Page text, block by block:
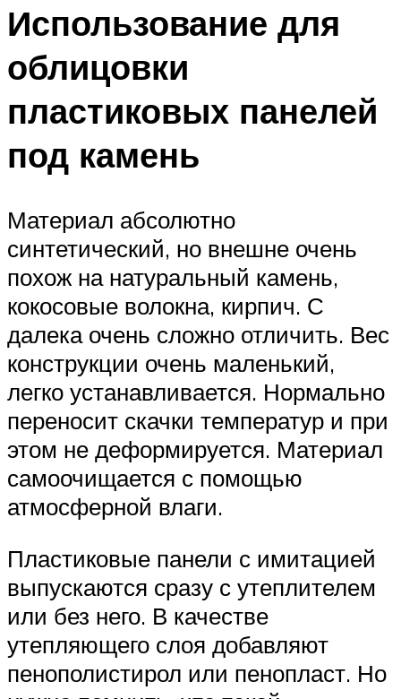
Использование для
облицовки
пластиковых панелей
под камень
Материал абсолютно
синтетический, но внешне очень
похож на натуральный камень,
кокосовые волокна, кирпич. С
далека очень сложно отличить. Вес
конструкции очень маленький,
легко устанавливается. Нормально
переносит скачки температур и при
этом не деформируется. Материал
самоочищается с помощью
атмосферной влаги.
Пластиковые панели с имитацией
выпускаются сразу с утеплителем
или без него. В качестве
утепляющего слоя добавляют
пенополистирол или пенопласт. Но